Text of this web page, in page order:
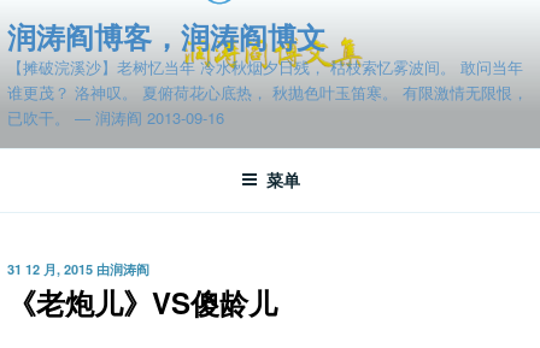
至
容
润涛阎博客，润涛阎博文
【摊破浣溪沙】老树忆当年 冷水秋烟夕日残， 枯枝索忆雾波间。 敢问当年
谁更茂？ 洛神叹。 夏俯荷花心底热， 秋抛色叶玉笛寒。 有限激情无限恨，
已吹干。 — 润涛阎 2013-09-16
菜单
发
31 12 月, 2015 由润涛阎
《老炮儿》VS傻龄儿